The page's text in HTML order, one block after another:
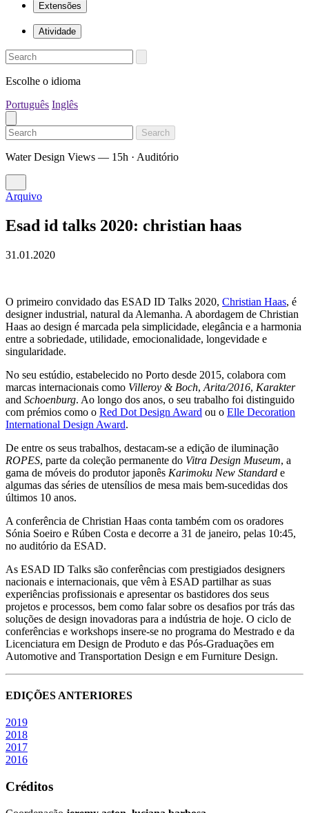
Extensões
Atividade
Escolhe o idioma
Português Inglês
Search
Water Design Views — 15h · Auditório
Arquivo
Esad id talks 2020: christian haas
31.01.2020
O primeiro convidado das ESAD ID Talks 2020, Christian Haas, é
designer industrial, natural da Alemanha. A abordagem de Christian
Haas ao design é marcada pela simplicidade, elegância e a harmonia
entre a sobriedade, utilidade, emocionalidade, longevidade e
singularidade.
No seu estúdio, estabelecido no Porto desde 2015, colabora com
marcas internacionais como Villeroy & Boch, Arita/2016, Karakter
and Schoenburg. Ao longo dos anos, o seu trabalho foi distinguido
com prémios como o Red Dot Design Award ou o Elle Decoration
International Design Award.
De entre os seus trabalhos, destacam-se a edição de iluminação
ROPES, parte da coleção permanente do Vitra Design Museum, a
gama de móveis do produtor japonês Karimoku New Standard e
algumas das séries de utensílios de mesa mais bem-sucedidas dos
últimos 10 anos.
A conferência de Christian Haas conta também com os oradores
Sónia Soeiro e Rúben Costa e decorre a 31 de janeiro, pelas 10:45,
no auditório da ESAD.
As ESAD ID Talks são conferências com prestigiados designers
nacionais e internacionais, que vêm à ESAD partilhar as suas
experiências profissionais e apresentar os bastidores dos seus
projetos e processos, bem como falar sobre os desafios por trás das
soluções de design inovadoras para a indústria de hoje. O ciclo de
conferências e workshops insere-se no programa do Mestrado e da
Licenciatura em Design de Produto e das Pós-Graduações em
Automotive and Transportation Design e em Furniture Design.
EDIÇÕES ANTERIORES
2019
2018
2017
2016
Créditos